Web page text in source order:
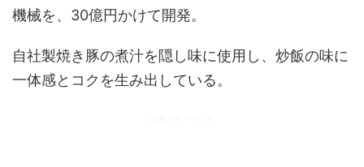
機械を、30億円かけて開発。
自社製焼き豚の煮汁を隠し味に使用し、炒飯の味に
一体感とコクを生み出している。